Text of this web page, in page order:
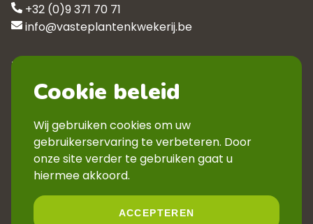
+32 (0)9 371 70 71
info@vasteplantenkwekerij.be
Klantenservice
Contact
Veelgestelde vragen
Verkoopsvoorwaarden
Volg ons
Cookie beleid
Wij gebruiken cookies om uw
gebruikerservaring te verbeteren. Door
onze site verder te gebruiken gaat u
hiermee akkoord.
ACCEPTEREN